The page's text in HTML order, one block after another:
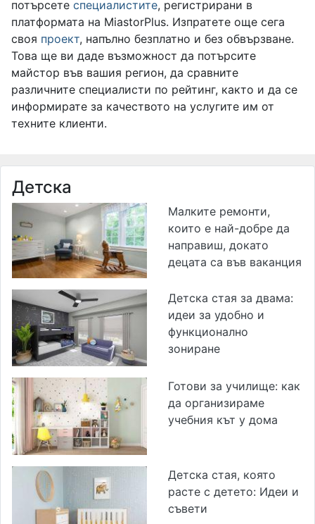
потърсете специалистите, регистрирани в
платформата на MiastorPlus. Изпратете още сега
своя проект, напълно безплатно и без обвързване.
Това ще ви даде възможност да потърсите
майстор във вашия регион, да сравните
различните специалисти по рейтинг, както и да се
информирате за качеството на услугите им от
техните клиенти.
Детска
Малките ремонти,
които е най-добре да
направиш, докато
децата са във ваканция
Детска стая за двама:
идеи за удобно и
функционално
зониране
Готови за училище: как
да организираме
учебния кът у дома
Детска стая, която
расте с детето: Идеи и
съвети